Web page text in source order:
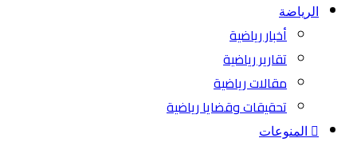
الرياضة
أخبار رياضية
تقارير رياضية
مقالات رياضية
تحقيقات وقضايا رياضية
المنوعات